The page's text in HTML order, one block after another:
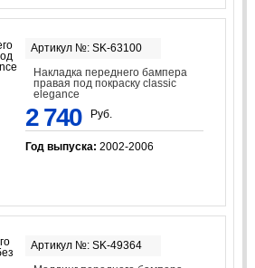
Артикул №: SK-63100
Накладка переднего бампера
правая под покраску classic
elegance
2 740 Руб.
Год выпуска: 2002-2006
Артикул №: SK-49364